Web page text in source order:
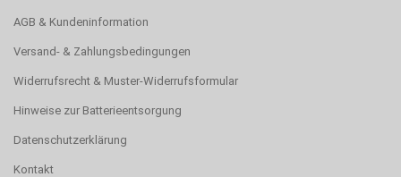
AGB & Kundeninformation
Versand- & Zahlungsbedingungen
Widerrufsrecht & Muster-Widerrufsformular
Hinweise zur Batterieentsorgung
Datenschutzerklärung
Kontakt